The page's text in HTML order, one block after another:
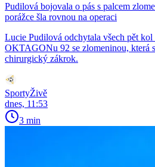
Pudilová bojovala o pás s palcem
porážce šla rovnou na operaci
Lucie Pudilová odchytala všech pět kol
OKTAGONu 92 se zlomeninou, která
chirurgický zákrok.
SportyŽivě
dnes, 11:53
3 min